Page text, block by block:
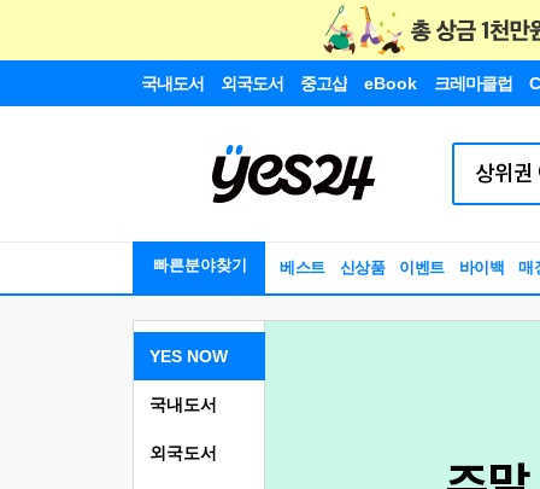
국내도서 외국도서 중고샵 eBook 크레마클럽
빠른분야찾기 베스트 신상품 이벤트 바이백 매
YES NOW
국내도서
외국도서